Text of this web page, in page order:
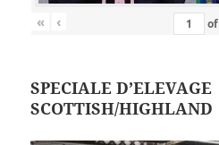
« ‹ of
SPECIALE D’ELEVAGE
SCOTTISH/HIGHLAND